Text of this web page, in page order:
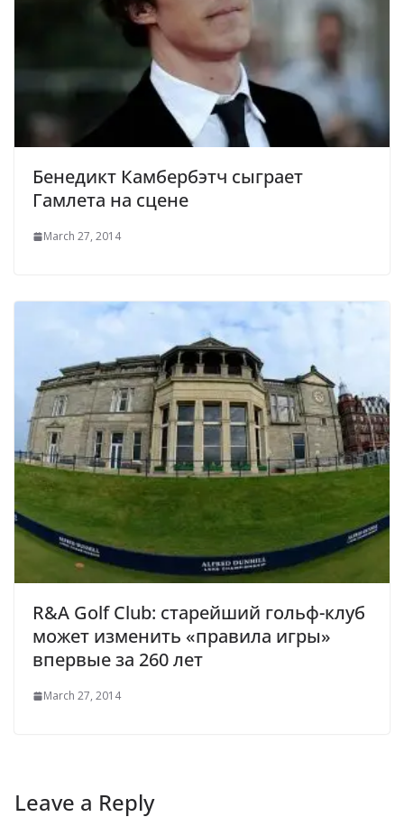
Бенедикт Камбербэтч сыграет
Гамлета на сцене
March 27, 2014
R&A Golf Club: старейший гольф-клуб
может изменить «правила игры»
впервые за 260 лет
March 27, 2014
Leave a Reply